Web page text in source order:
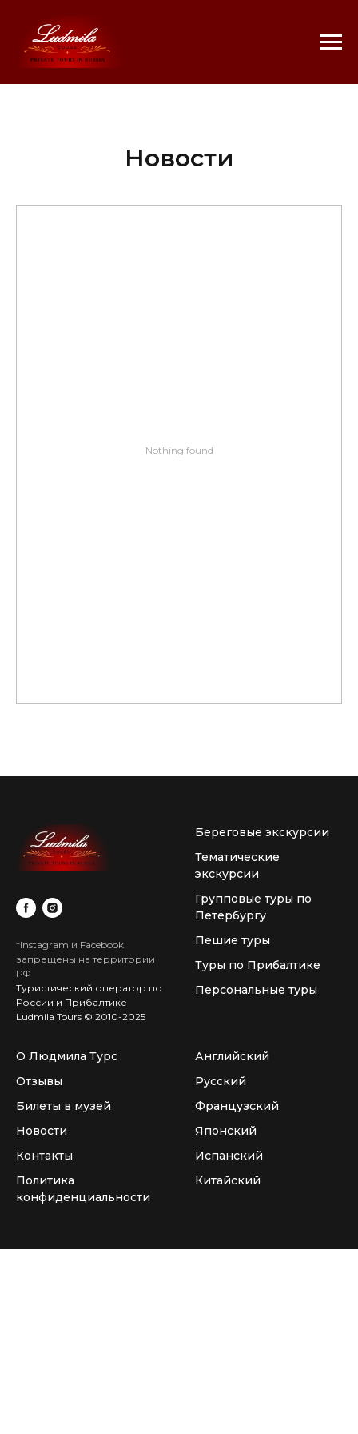
Новости
Nothing found
*Instagram и Facebook
запрещены на территории
РФ
Туристический оператор по
России и Прибалтике
Ludmila Tours © 2010-2025
Береговые экскурсии
Тематические
экскурсии
Групповые туры по
Петербургу
Пешие туры
Туры по Прибалтике
Персональные туры
О Людмила Турс
Отзывы
Билеты в музей
Новости
Контакты
Политика
конфиденциальности
Английский
Русский
Французский
Японский
Испанский
Китайский